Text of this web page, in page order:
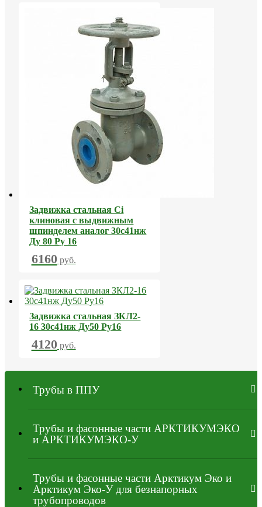
Задвижка стальная Ci
клиновая с выдвижным
шпинделем аналог 30с41нж
Ду 80 Ру 16
6160 руб.
Задвижка стальная ЗКЛ2-
16 30с41нж Ду50 Ру16
4120 руб.
Трубы в ППУ
Трубы и фасонные части АРКТИКУМЭКО
и АРКТИКУМЭКО-У
Трубы и фасонные части Арктикум Эко и
Арктикум Эко-У для безнапорных
трубопроводов